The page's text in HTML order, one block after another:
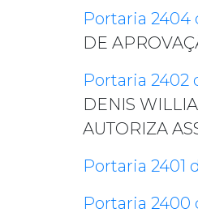
Portaria 2404
DE
Portaria 2402
DENIS
AUTORIZA
Portaria 2401
Portaria 2400